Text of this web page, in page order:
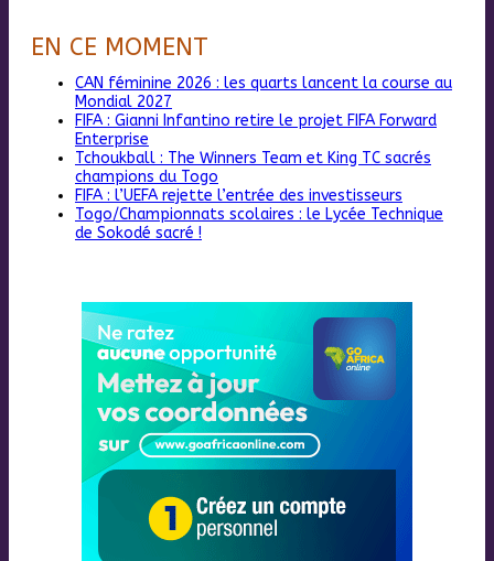
EN CE MOMENT
CAN féminine 2026 : les quarts lancent la course au
Mondial 2027
FIFA : Gianni Infantino retire le projet FIFA Forward
Enterprise
Tchoukball : The Winners Team et King TC sacrés
champions du Togo
FIFA : l’UEFA rejette l’entrée des investisseurs
Togo/Championnats scolaires : le Lycée Technique
de Sokodé sacré !